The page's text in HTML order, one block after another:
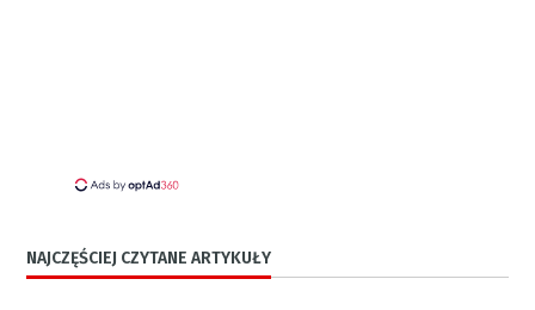
NAJCZĘŚCIEJ CZYTANE ARTYKUŁY